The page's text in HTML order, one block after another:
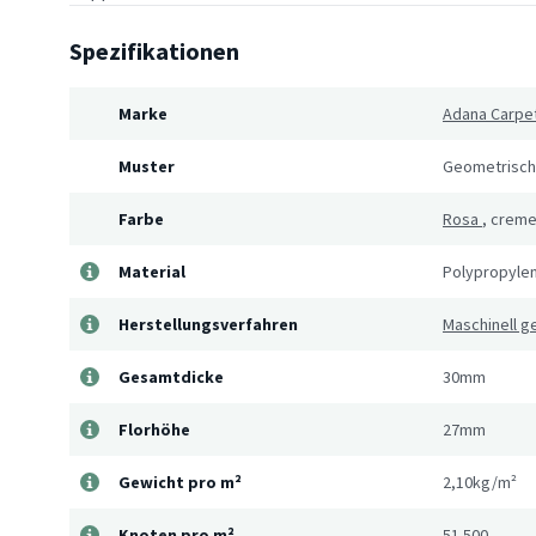
Spezifikationen
Marke Adana
Muster Geometrisch
Farbe Rosa , creme
Material Polypropylen
Herstellungsverfahren Maschinell
Gesamtdicke 30mm
Florhöhe 27mm
Gewicht pro m² 2,10kg/m²